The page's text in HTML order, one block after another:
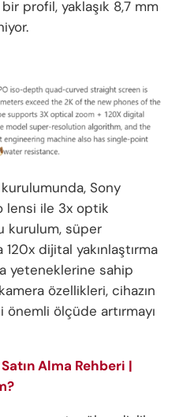
profil, yaklaşık 8,7 mm
Sony
lensi ile 3x optik
kurulum, süper
dijital yakınlaştırma
yeteneklerine sahip
özellikleri, cihazın
önemli ölçüde artırmayı
Alma Rehberi |